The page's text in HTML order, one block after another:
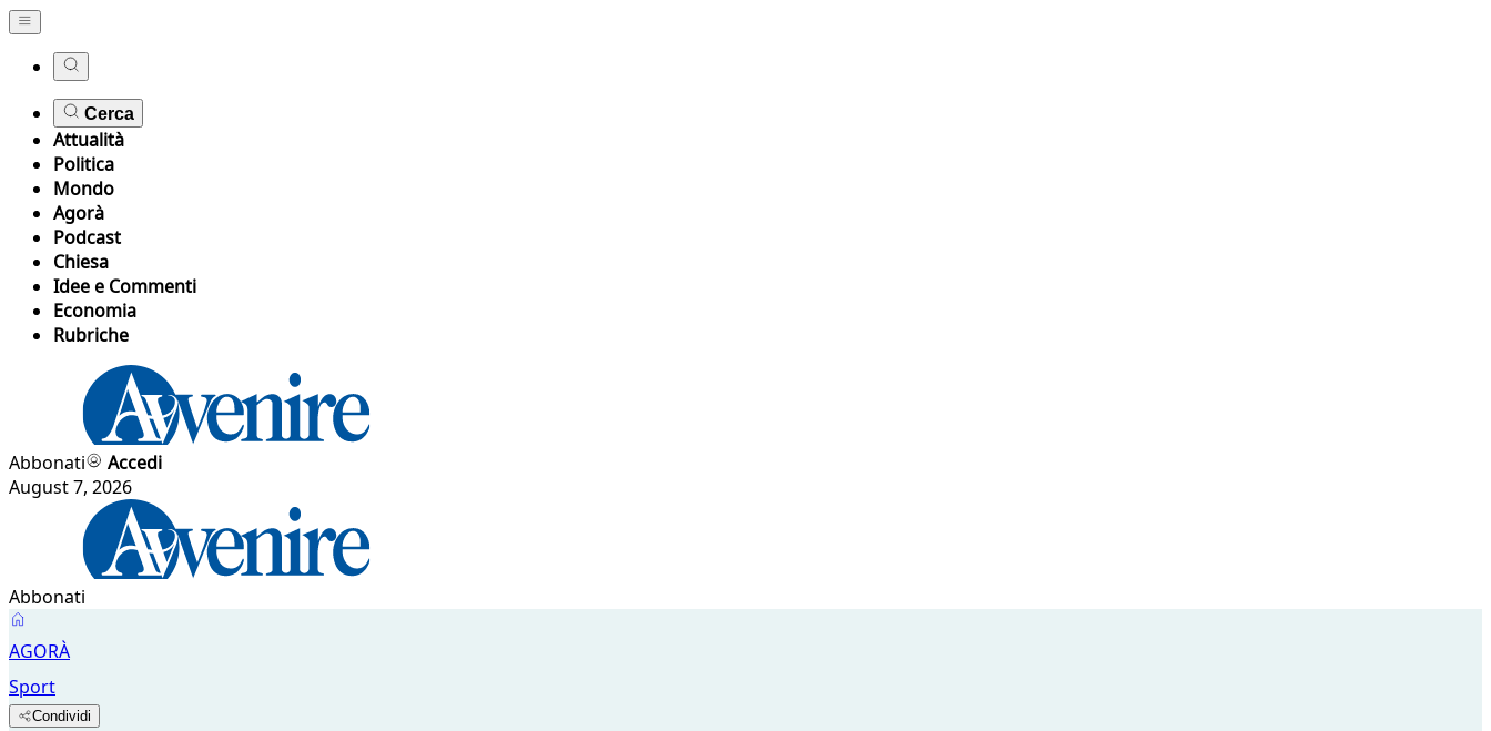
Cerca
Attualità
Politica
Mondo
Agorà
Podcast
Chiesa
Idee e Commenti
Economia
Rubriche
Abbonati
Accedi
August 7, 2026
Abbonati
AGORÀ
Sport
Condividi